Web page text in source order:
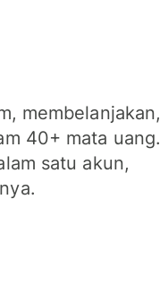
membelanjakan,
40+ mata uang.
satu akun,